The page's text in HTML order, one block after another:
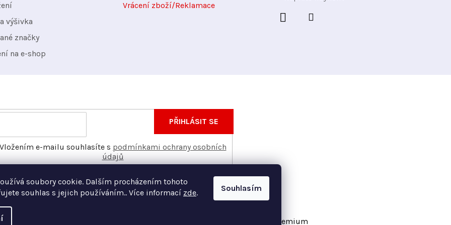
soubory cookie. Dalším procházením tohoto
souhlas s jejich používáním.. Více informací zde. Souhlasím
výšivka
značky
na e-shop
Vrácení zboží/Reklamace
o nových produktech na našem e-shopu.
Vložením e-mailu souhlasíte s podmínkami ochrany osobních
údajů
PŘIHLÁSIT SE
Vytvořil Shoptet Premium